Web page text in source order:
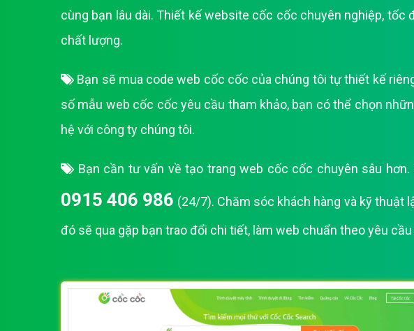
Bảng giá quảng
cùng bạn lâu dài. Thiết kế website cốc cốc chuyên nghiệp, tốc
chất lượng.
Bạn sẽ mua code web cốc cốc của chúng tôi tự thiết kế
số mẫu web cốc cốc yêu cầu tham khảo, bạn có thể chọn
hệ với công ty chúng tôi.
Bạn cần tư vấn về tạo trang web cốc cốc chuyên sâu
0915 406 986 (24/7). Chăm sóc khách hàng và kỹ
đó sẽ qua gặp bạn trao đổi chi tiết, làm web chuẩn theo yêu cầu